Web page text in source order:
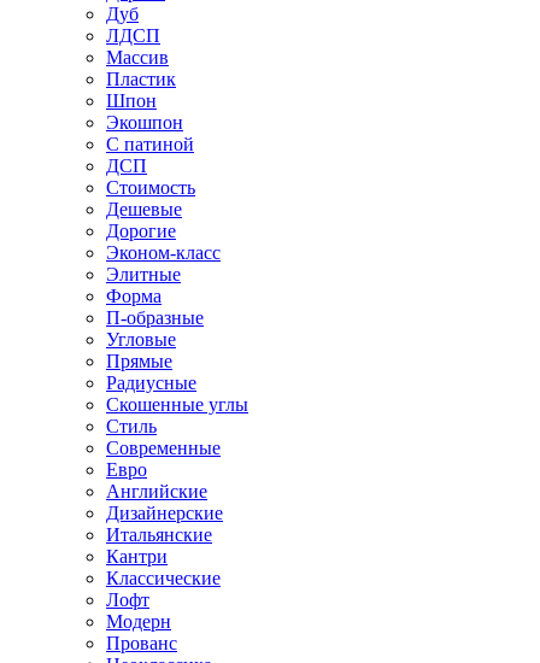
Дуб
ЛДСП
Массив
Пластик
Шпон
Экошпон
С патиной
ДСП
Стоимость
Дешевые
Дорогие
Эконом-класс
Элитные
Форма
П-образные
Угловые
Прямые
Радиусные
Скошенные углы
Стиль
Современные
Евро
Английские
Дизайнерские
Итальянские
Кантри
Классические
Лофт
Модерн
Прованс